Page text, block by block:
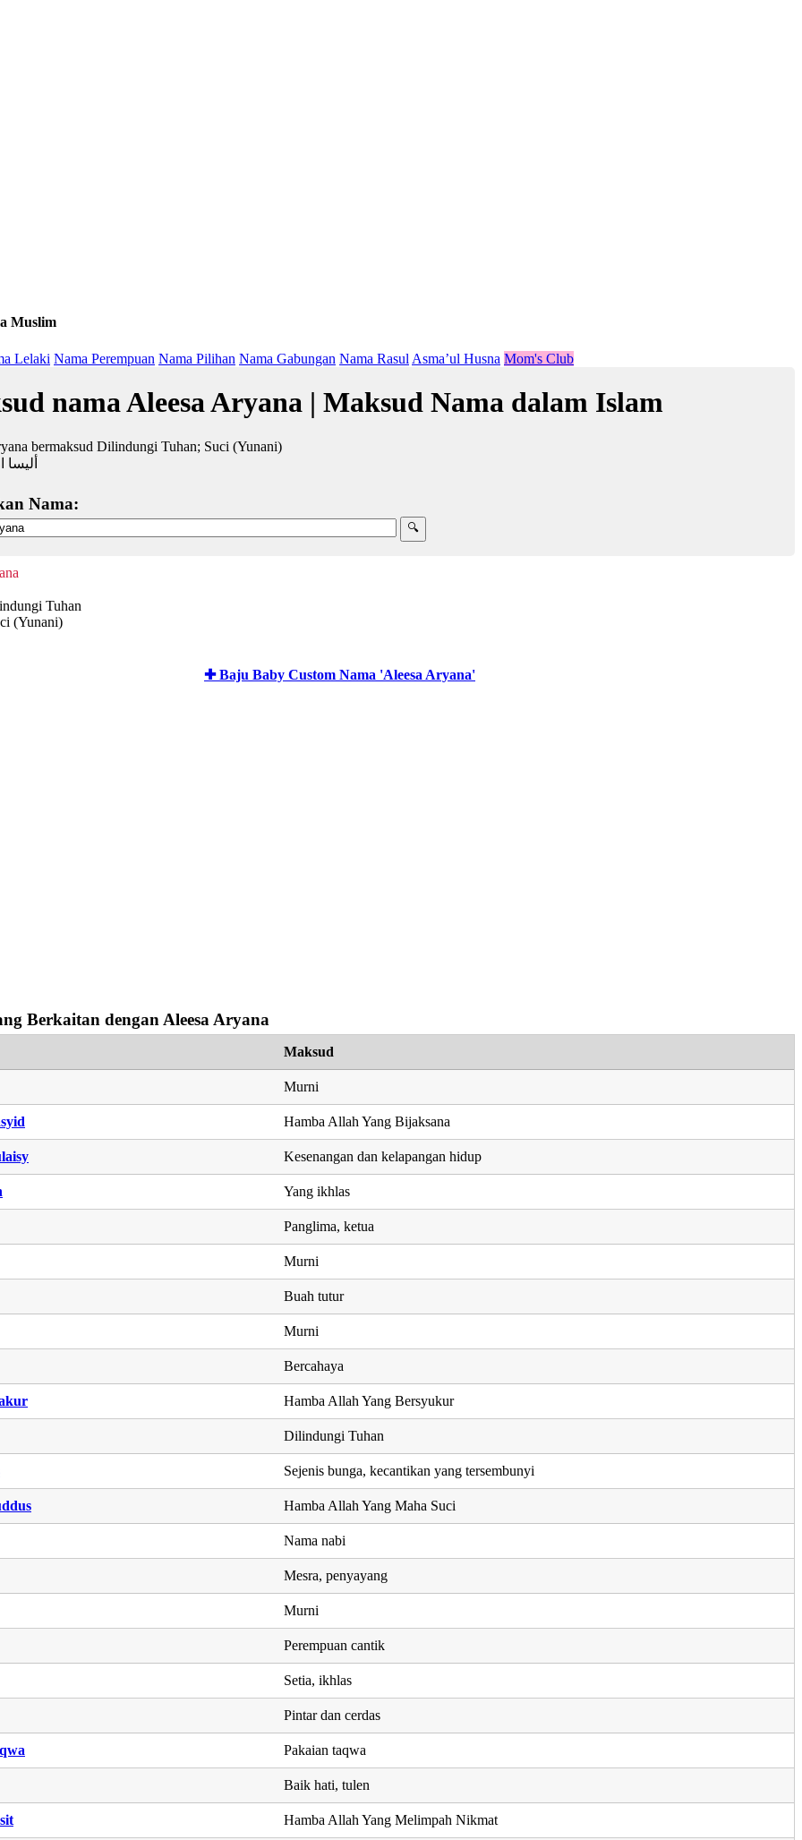
Muslim
Lelaki Nama Perempuan Nama Pilihan Nama Gabungan Nama Rasul Asma’ul Husna Mom's Club
nama Aleesa Aryana | Maksud Nama dalam Islam
bermaksud Dilindungi Tuhan; Suci (Yunani)
أليسا
Nama:
Tuhan
(Yunani)
✚ Baju Baby Custom Nama 'Aleesa Aryana'
Berkaitan dengan Aleesa Aryana
Maksud
Murni
Hamba Allah Yang Bijaksana
Kesenangan dan kelapangan hidup
Yang ikhlas
Panglima, ketua
Murni
Buah tutur
Murni
Bercahaya
Hamba Allah Yang Bersyukur
Dilindungi Tuhan
Sejenis bunga, kecantikan yang tersembunyi
Hamba Allah Yang Maha Suci
Nama nabi
Mesra, penyayang
Murni
Perempuan cantik
Setia, ikhlas
Pintar dan cerdas
Pakaian taqwa
Baik hati, tulen
Hamba Allah Yang Melimpah Nikmat